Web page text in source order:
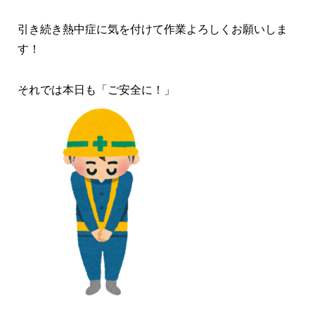
引き続き熱中症に気を付けて作業よろしくお願いしま
す！
それでは本日も「ご安全に！」